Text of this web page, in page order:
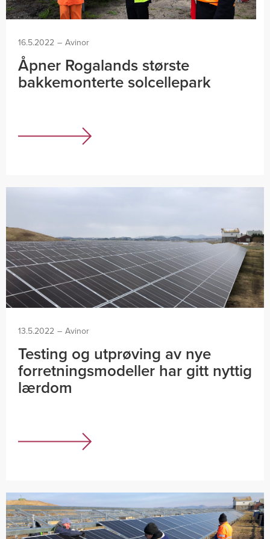
16.5.2022 – Avinor
Åpner Rogalands største
bakkemonterte solcellepark
13.5.2022 – Avinor
Testing og utprøving av nye
forretningsmodeller har gitt nyttig
lærdom